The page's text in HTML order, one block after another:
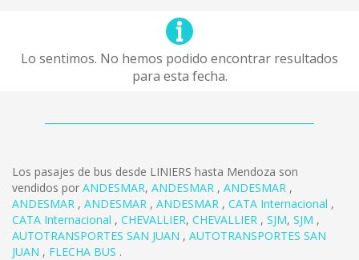
Lo sentimos. No hemos podido encontrar resultados
para esta fecha.
Los pasajes de bus desde LINIERS hasta Mendoza son
vendidos por ANDESMAR, ANDESMAR , ANDESMAR ,
ANDESMAR , ANDESMAR , ANDESMAR , CATA Internacional ,
CATA Internacional , CHEVALLIER, CHEVALLIER , SJM, SJM ,
AUTOTRANSPORTES SAN JUAN , AUTOTRANSPORTES SAN
JUAN , FLECHA BUS .